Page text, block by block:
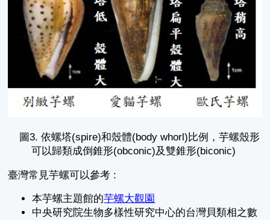
圖3. 依螺塔(spire)和殼體(body whorl)比例，芋螺殼形
可以歸類成倒錐形(obconic)及雙錐形(biconic)
臺灣常見芋螺可以參考 :
本芋螺主題館的芋螺大觀園
中央研究院生物多樣性研究中心的台灣貝類相之數